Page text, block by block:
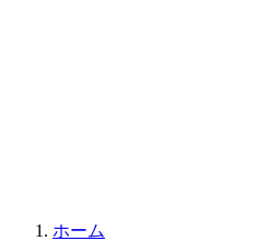
ホーム